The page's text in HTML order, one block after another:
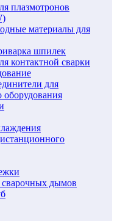
плазмотронов
материалы для
шпилек
контактной сварки
для
оборудования
дымов